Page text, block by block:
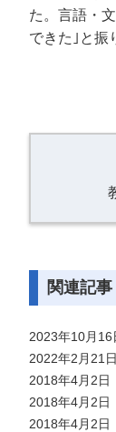
た。言語・
できた｣と振
関連記事
2023年10月16
2022年2月21日
2018年4月2日
2018年4月2日
2018年4月2日